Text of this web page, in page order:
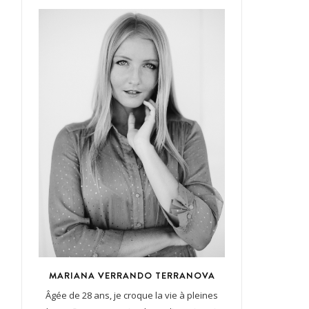
MARIANA VERRANDO TERRANOVA
Âgée de 28 ans, je croque la vie à pleines